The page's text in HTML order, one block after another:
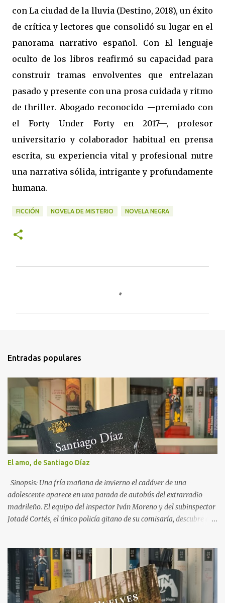
con La ciudad de la lluvia (Destino, 2018), un éxito
de crítica y lectores que consolidó su lugar en el
panorama narrativo español. Con El lenguaje
oculto de los libros reafirmó su capacidad para
construir tramas envolventes que entrelazan
pasado y presente con una prosa cuidada y ritmo
de thriller. Abogado reconocido —premiado con
el Forty Under Forty en 2017—, profesor
universitario y colaborador habitual en prensa
escrita, su experiencia vital y profesional nutre
una narrativa sólida, intrigante y profundamente
humana.
FICCIÓN NOVELA DE MISTERIO NOVELA NEGRA
t
o
s
Entradas populares
El amo, de Santiago Díaz
Sinopsis: Una fría mañana de invierno el cadáver de una
adolescente aparece en una parada de autobús del extrarradio
madrileño. El equipo del inspector Iván Moreno y del subinspector
Jotadé Cortés, el único policía gitano de su comisaría, descubre que
de secuestradas a las que han matado justo después de ser madres.
Jotadé tiene que enfrentarse a este nuevo caso mientras atraviesa
una crisis con Lola, su pareja, e intenta al mismo tiempo ayudar a
Lucía, que lidia con un nuevo y turbio incidente en el centro de